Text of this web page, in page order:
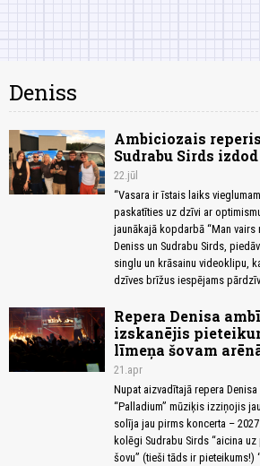
Deniss
Ambiciozais
Sudrabu Sirds
22.jūl
“Vasara ir īstais laiks
paskatīties uz dzīvi ar
jaunākajā kopdarbā “Man vairs
Deniss un Sudrabu Sirds,
singlu un krāsainu videoklipu,
dzīves brīžus iespējams
Repera Denisa
izskanējis
līmeņa šovam
21.apr
Nupat aizvadītajā repera
“Palladium” mūziķis izziņojis
solīja jau pirms koncerta –
kolēgi Sudrabu Sirds “aicina
šovu” (tieši tāds ir pieteikums!)